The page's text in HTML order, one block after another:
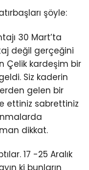
şöyle:
30 Mart’ta
değil gerçeğini
Çelik kardeşim bir
Siz kaderin
gelen bir
ettiniz sabrettiniz
dikkat.
17 -25 Aralık
ki bunların